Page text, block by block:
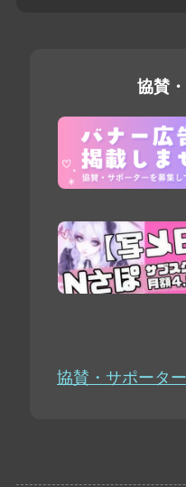
協賛
協賛・サポータ